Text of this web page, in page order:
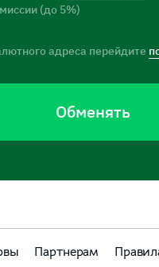
(до 5%)
адреса перейдите
Обменять
Партнерам